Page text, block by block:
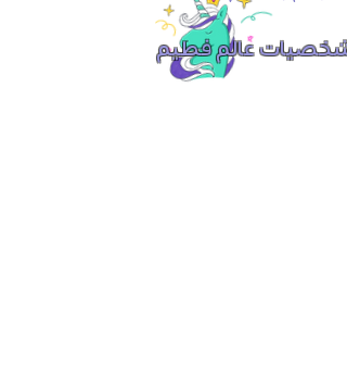
شخصيات عالم فطيم